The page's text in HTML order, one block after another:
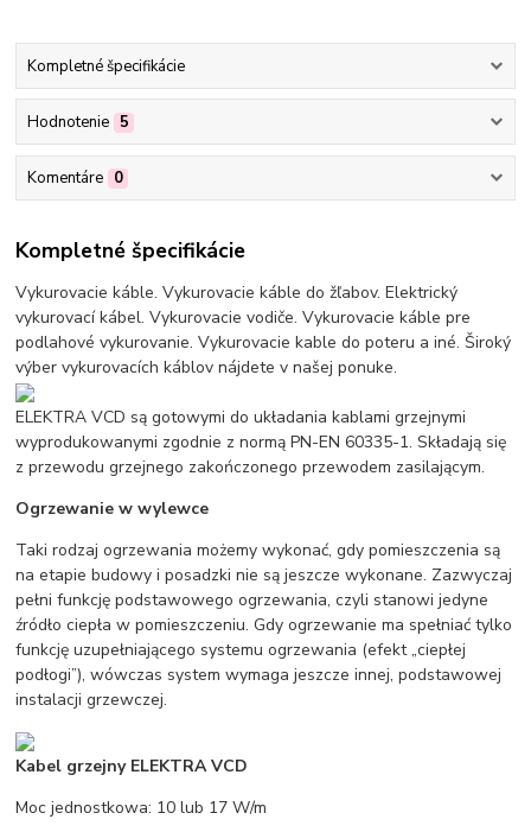
Kompletné špecifikácie
Hodnotenie 5
Komentáre 0
Kompletné špecifikácie
Vykurovacie káble. Vykurovacie káble do žľabov. Elektrický
vykurovací kábel. Vykurovacie vodiče. Vykurovacie káble pre
podlahové vykurovanie. Vykurovacie kable do poteru a iné. Široký
výber vykurovacích káblov nájdete v našej ponuke.
ELEKTRA VCD są gotowymi do układania kablami grzejnymi
wyprodukowanymi zgodnie z normą PN-EN 60335-1. Składają się
z przewodu grzejnego zakończonego przewodem zasilającym.
Ogrzewanie w wylewce
Taki rodzaj ogrzewania możemy wykonać, gdy pomieszczenia są
na etapie budowy i posadzki nie są jeszcze wykonane. Zazwyczaj
pełni funkcję podstawowego ogrzewania, czyli stanowi jedyne
źródło ciepła w pomieszczeniu. Gdy ogrzewanie ma spełniać tylko
funkcję uzupełniającego systemu ogrzewania (efekt „ciepłej
podłogi”), wówczas system wymaga jeszcze innej, podstawowej
instalacji grzewczej.
Kabel grzejny ELEKTRA VCD
Moc jednostkowa: 10 lub 17 W/m